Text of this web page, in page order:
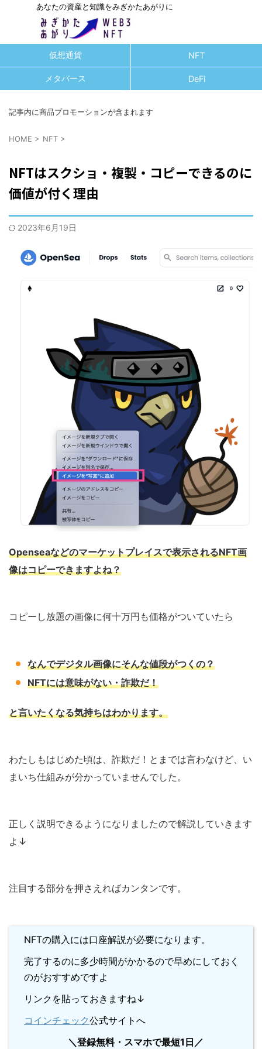
あなたの資産と知識をみぎかたあがりに
仮想通貨 NFT
メタバース DeFi
記事内に商品プロモーションが含まれます
HOME > NFT >
NFTはスクショ・複製・コピーできるのに
価値が付く理由
2023年6月19日
Openseaなどのマーケットプレイスで表示されるNFT画
像はコピーできますよね？
コピーし放題の画像に何十万円も価格がついていたら
なんでデジタル画像にそんな値段がつくの？
NFTには意味がない・詐欺だ！
と言いたくなる気持ちはわかります。
わたしもはじめた頃は、詐欺だ！とまでは言わなけど、い
まいち仕組みが分かっていませんでした。
正しく説明できるようになりましたので解説していきます
よ↓
注目する部分を押さえればカンタンです。
NFTの購入には口座解説が必要になります。
完了するのに多少時間がかかるので早めにしておく
のがおすすめですよ
リンクを貼っておきますね↓
コインチェック公式サイトへ
＼登録無料・スマホで最短1日／